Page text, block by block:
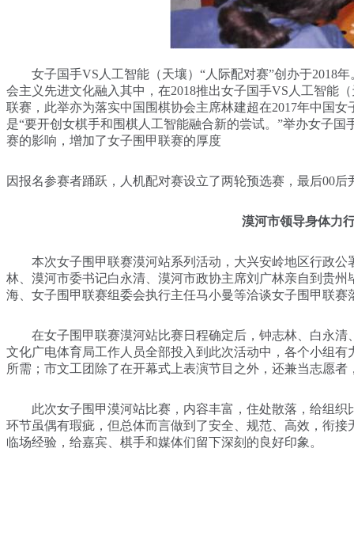
女子国手VS人工智能（天壤）“人际配对赛”创办于2018年
会主义先进文化融入其中，在2018推出女子国手VS人工智能
联赛，此举亦为落实中国围棋协会主席林建超在2017年中国
是“要开创女棋手和围棋人工智能融合新的尝试。”举办女子
赛的影响，增加了女子围甲联赛的厚度
因报名参赛者踊跃，人机配对赛设立了两轮预选赛，最后00
漠河市领导身体力
本次女子围甲联赛漠河站系列活动，大兴安岭地区行政公
林、漠河市委书记白永清、漠河市政协主席刘广林亲自到贵
海、女子围甲联赛组委会执行主任马小曼等洽谈女子围甲联赛
在女子围甲联赛漠河站比赛日程确定后，钟志林、白永清
文化广电体育局工作人员全部投入到此次活动中，各个小组
所需；市文工团除了在开幕式上表演节目之外，还兼当志愿
此次女子围甲漠河站比赛，内容丰富，住处散落，给组织
环节虽偶有瑕疵，但总体而言做到了安全、规范、高效，衔
临场经验，给嘉宾、棋手和媒体们留下深刻的良好印象。